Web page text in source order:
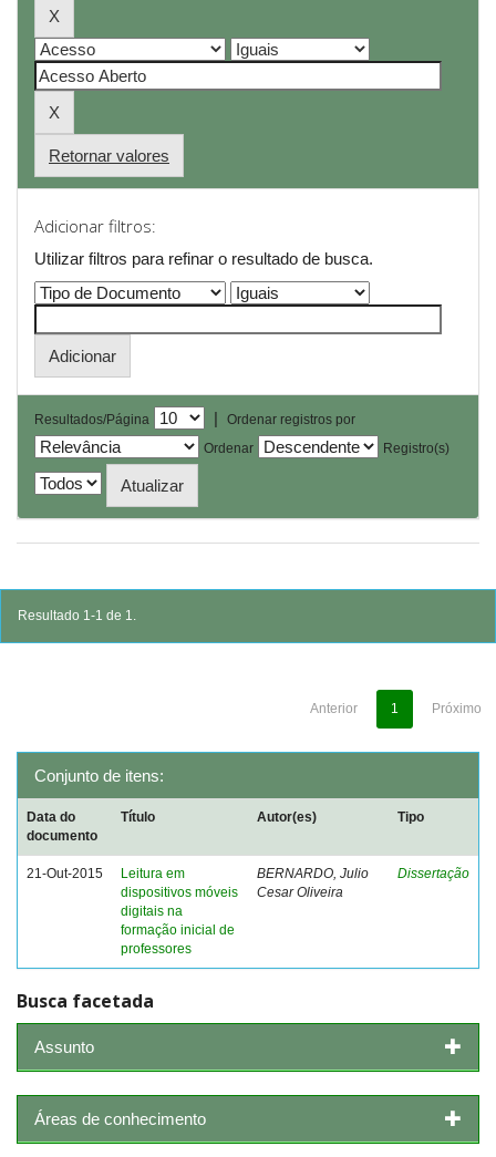
Retornar valores
Adicionar filtros:
Utilizar filtros para refinar o resultado de busca.
Resultados/Página |
Ordenar registros por
Ordenar
Registro(s)
Resultado 1-1 de 1.
Anterior 1 Próximo
Conjunto de itens:
Data do
documento
Título Autor(es) Tipo
21-Out-2015
Leitura em
dispositivos móveis
digitais na
formação inicial de
professores
BERNARDO, Julio
Cesar Oliveira
Dissertação
Busca facetada
Assunto
Áreas de conhecimento